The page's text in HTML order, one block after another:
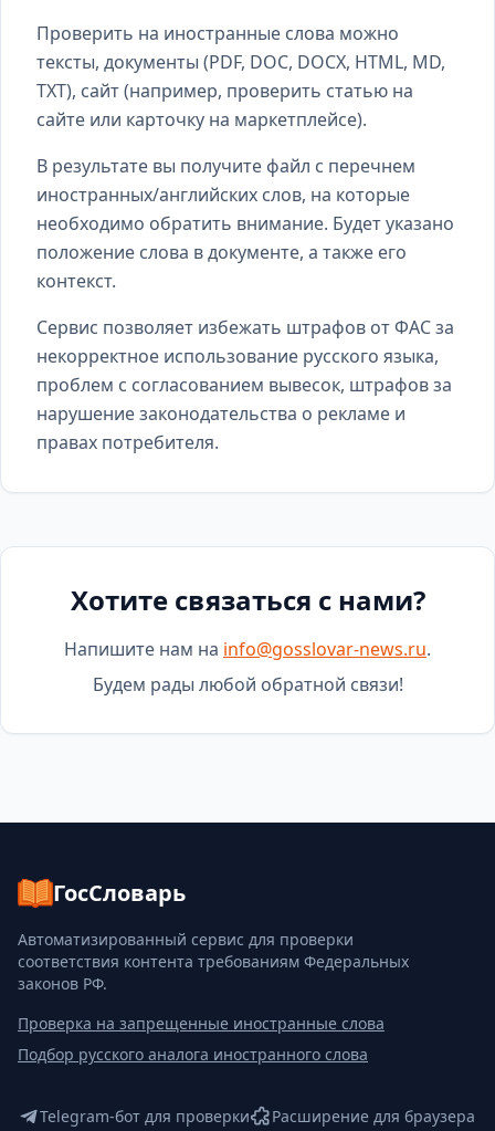
Проверить на иностранные слова можно
тексты, документы (PDF, DOC, DOCX, HTML, MD,
TXT), сайт (например, проверить статью на
сайте или карточку на маркетплейсе).
В результате вы получите файл с перечнем
иностранных/английских слов, на которые
необходимо обратить внимание. Будет указано
положение слова в документе, а также его
контекст.
Сервис позволяет избежать штрафов от ФАС за
некорректное использование русского языка,
проблем с согласованием вывесок, штрафов за
нарушение законодательства о рекламе и
правах потребителя.
Хотите связаться с нами?
Напишите нам на info@gosslovar-news.ru.
Будем рады любой обратной связи!
ГосСловарь
Автоматизированный сервис для проверки
соответствия контента требованиям Федеральных
законов РФ.
Проверка на запрещенные иностранные слова
Подбор русского аналога иностранного слова
Telegram-бот для проверки Расширение для браузера